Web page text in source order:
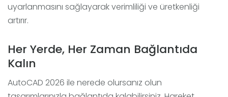
uyarlanmasını sağlayarak verimliliği ve üretkenliği
artırır.
Her Yerde, Her Zaman Bağlantıda
Kalın
AutoCAD 2026 ile nerede olursanız olun